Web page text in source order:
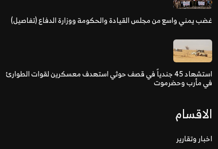
غضب يمني واسع من مجلس القيادة والحكومة ووزارة الدفاع (تفاصيل)
استشهاد 45 جندياً في قصف حوثي استهدف معسكرين لقوات الطوارئ
في مأرب وحضرموت
الاقسام
اخبار وتقارير